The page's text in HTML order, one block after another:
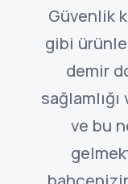
Güvenlik
gibi
demir
sağlamlığı
ve bu